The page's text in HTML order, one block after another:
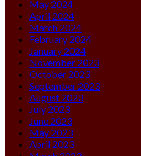
May 2024
April 2024
March 2024
February 2024
January 2024
November 2023
October 2023
September 2023
August 2023
July 2023
June 2023
May 2023
April 2023